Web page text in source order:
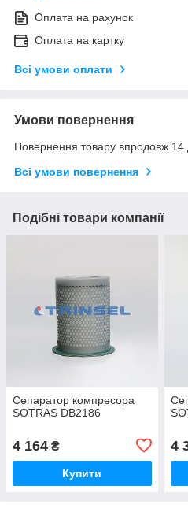
Оплата на рахунок
Оплата на картку
Всі умови оплати
Умови повернення
Повернення товару впродовж 14
Всі умови повернення
Подібні товари компанії
Сепаратор компресора
SOTRAS DB2186
4 164 ₴
Купити
4